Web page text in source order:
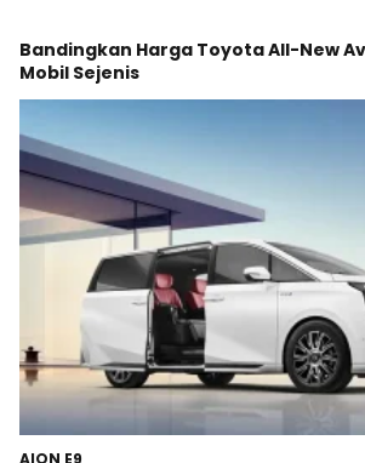
Bandingkan Harga Toyota All-New
Mobil Sejenis
AION E9